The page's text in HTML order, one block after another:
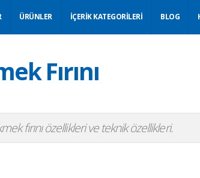
ÜRÜNLER İÇERIK KATEGORILERI BLOG
Fırını
fırını özellikleri ve teknik özellikleri.